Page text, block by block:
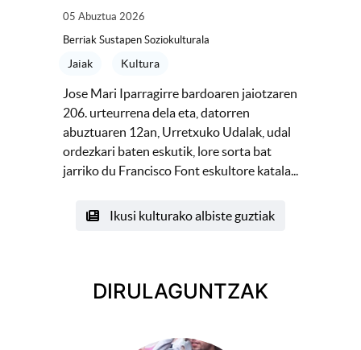
05 Abuztua 2026
Berriak Sustapen Soziokulturala
Jaiak Kultura
Jose Mari Iparragirre bardoaren jaiotzaren
206. urteurrena dela eta, datorren
abuztuaren 12an, Urretxuko Udalak, udal
ordezkari baten eskutik, lore sorta bat
jarriko du Francisco Font eskultore katala...
Ikusi kulturako albiste guztiak
DIRULAGUNTZAK